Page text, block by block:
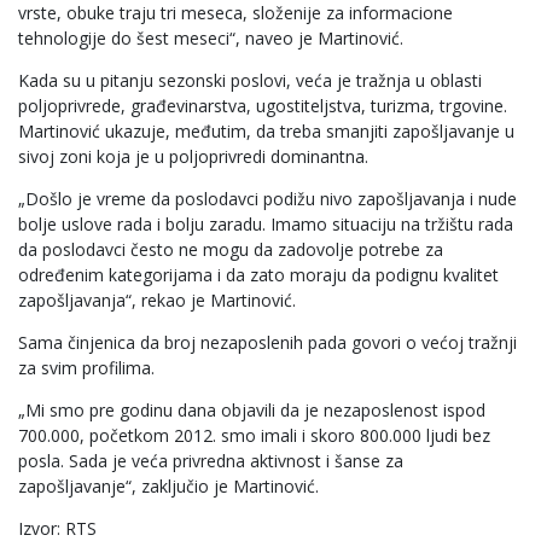
vrste, obuke traju tri meseca, složenije za informacione
tehnologije do šest meseci“, naveo je Martinović.
Kada su u pitanju sezonski poslovi, veća je tražnja u oblasti
poljoprivrede, građevinarstva, ugostiteljstva, turizma, trgovine.
Martinović ukazuje, međutim, da treba smanjiti zapošljavanje u
sivoj zoni koja je u poljoprivredi dominantna.
„Došlo je vreme da poslodavci podižu nivo zapošljavanja i nude
bolje uslove rada i bolju zaradu. Imamo situaciju na tržištu rada
da poslodavci često ne mogu da zadovolje potrebe za
određenim kategorijama i da zato moraju da podignu kvalitet
zapošljavanja“, rekao je Martinović.
Sama činjenica da broj nezaposlenih pada govori o većoj tražnji
za svim profilima.
„Mi smo pre godinu dana objavili da je nezaposlenost ispod
700.000, početkom 2012. smo imali i skoro 800.000 ljudi bez
posla. Sada je veća privredna aktivnost i šanse za
zapošljavanje“, zaključio je Martinović.
Izvor: RTS